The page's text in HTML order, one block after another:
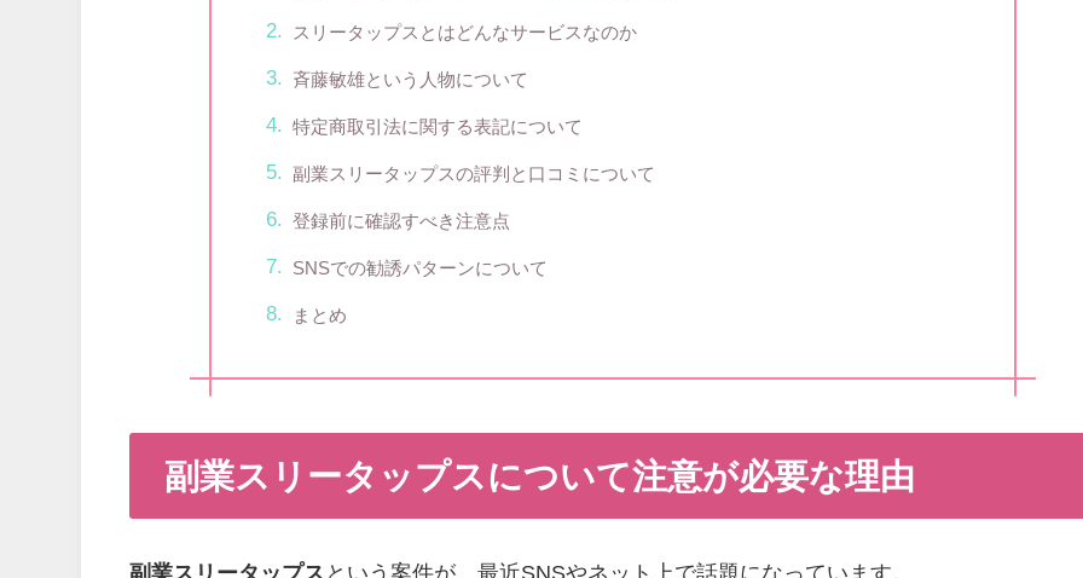
スリータップスとはどんなサービスなのか
斉藤敏雄という人物について
特定商取引法に関する表記について
副業スリータップスの評判と口コミについて
登録前に確認すべき注意点
SNSでの勧誘パターンについて
まとめ
副業スリータップスについて注意が必要な理由
副業スリータップス という案件が、最近SNSやネット上で話題になっています。